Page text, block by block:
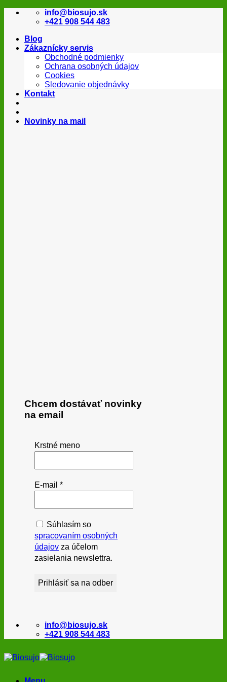
Skip
info@biosujo.sk
+421 908 544 483
Blog
Zákaznícky servis
Obchodné podmienky
Ochrana osobných údajov
Cookies
Sledovanie objednávky
Kontakt
Novinky na mail
Chcem dostávať novinky
na email
Krstné meno
E-mail *
Súhlasím so
spracovaním osobných
údajov za účelom
zasielania newslettra.
info@biosujo.sk
+421 908 544 483